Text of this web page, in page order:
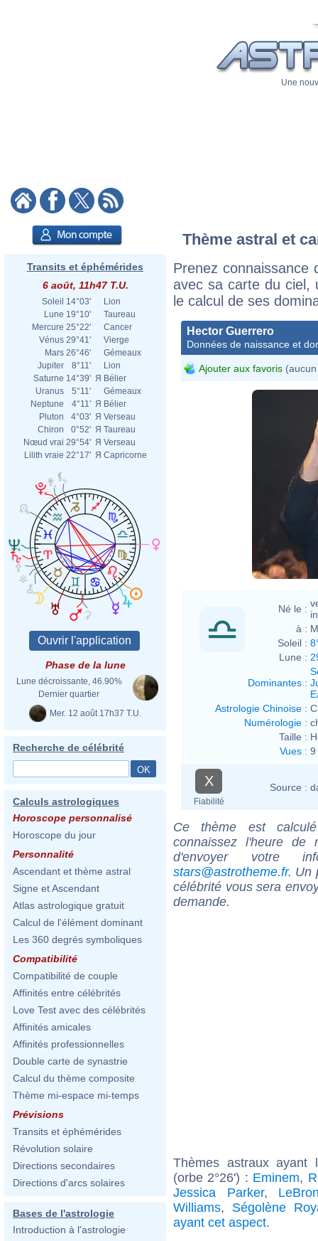
Une
Transits et éphémérides
6 août, 11h47 T.U.
Soleil 14°03'
Lion
Lune 19°10'
Taureau
Mercure 25°22'
Cancer
Vénus 29°41'
Vierge
Mars 26°46'
Gémeaux
Jupiter
8°11'
Lion
Saturne 14°39' Я Bélier
Uranus
5°11'
Gémeaux
Neptune
4°11' Я Bélier
Pluton
4°03' Я Verseau
Chiron
0°52' Я Taureau
Nœud vrai 29°54' Я Verseau
Lilith vraie 22°17' Я Capricorne
Phase de la lune
Lune décroissante, 46.90%
Dernier quartier
Mer. 12 août 17h37 T.U.
Recherche de célébrité
Calculs astrologiques
Horoscope personnalisé
Horoscope du jour
Personnalité
Ascendant et thème astral
Signe et Ascendant
Atlas astrologique gratuit
Calcul de l'élément dominant
Les 360 degrés symboliques
Compatibilité
Compatibilité de couple
Affinités entre célébrités
Love Test avec des célébrités
Affinités amicales
Affinités professionnelles
Double carte de synastrie
Calcul du thème composite
Thème mi-espace mi-temps
Prévisions
Transits et éphémérides
Révolution solaire
Directions secondaires
Directions d'arcs solaires
Bases de l'astrologie
Introduction à l'astrologie
Thème astral et
Prenez connaissance
avec sa carte du ciel,
le calcul de ses
Hector Guerrero
Données de naissance et
Ajouter aux favoris
Né le :
à :
Soleil :
Lune :
Dominantes :
Astrologie Chinoise :
Numérologie :
Taille :
Vues : 9
X
Fiabilité
Source :
Ce thème est
connaissez l'heure de
d'envoyer votre
stars@astrotheme.fr. Un
célébrité vous sera
demande.
Thèmes astraux ayant
(orbe 2°26') : Eminem,
Jessica Parker,
Williams, Ségolène
ayant cet aspect.